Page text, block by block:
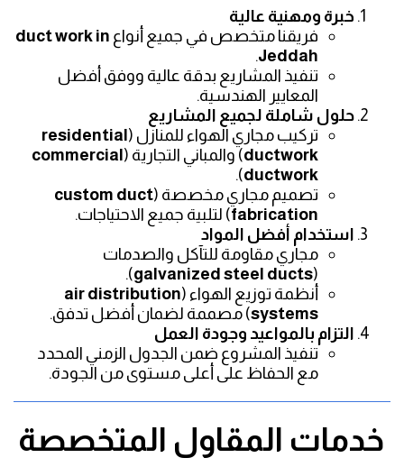
خبرة ومهنية عالية
فريقنا متخصص في جميع أنواع duct work in
Jeddah
.
تنفيذ المشاريع بدقة عالية ووفق أفضل
المعايير الهندسية.
حلول شاملة لجميع المشاريع
تركيب مجاري الهواء للمنازل (residential
ductwork) والمباني التجارية (commercial
ductwork
).
تصميم مجاري مخصصة (custom duct
fabrication) لتلبية جميع الاحتياجات.
استخدام أفضل المواد
مجاري مقاومة للتآكل والصدمات
(
galvanized steel ducts
).
أنظمة توزيع الهواء (air distribution
systems) مصممة لضمان أفضل تدفق.
التزام بالمواعيد وجودة العمل
تنفيذ المشروع ضمن الجدول الزمني المحدد
مع الحفاظ على أعلى مستوى من الجودة.
خدمات المقاول المتخصصة